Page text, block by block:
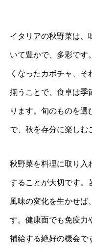
イタリアの秋野菜は、
いて豊かで、多彩です
くなったカボチャ、
揃うことで、食卓は季
ります。旬のものを選
で、秋を存分に楽しむ
秋野菜を料理に取り入
することが大切です。
風味の変化を生かせば
す。健康面でも免疫力
補給する絶好の機会で